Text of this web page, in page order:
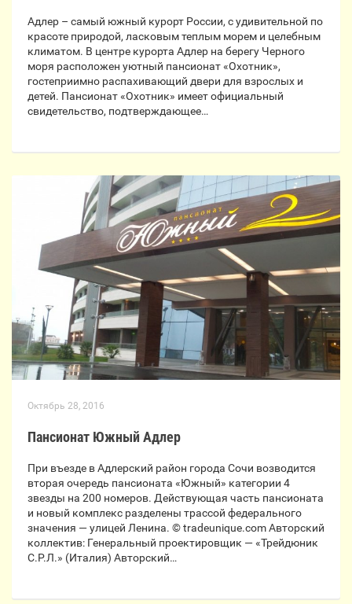
Адлер – самый южный курорт России, с удивительной по
красоте природой, ласковым теплым морем и целебным
климатом. В центре курорта Адлер на берегу Черного
моря расположен уютный пансионат «Охотник»,
гостеприимно распахивающий двери для взрослых и
детей. Пансионат «Охотник» имеет официальный
свидетельство, подтверждающее…
Октябрь 28, 2016
Пансионат Южный Адлер
При въезде в Адлерский район города Сочи возводится
вторая очередь пансионата «Южный» категории 4
звезды на 200 номеров. Действующая часть пансионата
и новый комплекс разделены трассой федерального
значения — улицей Ленина. © tradeunique.com Авторский
коллектив: Генеральный проектировщик — «Трейдюник
С.Р.Л.» (Италия) Авторский…